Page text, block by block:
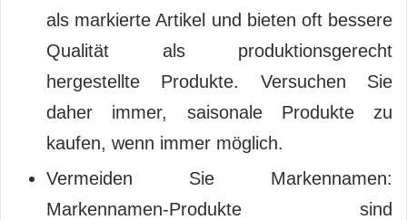
als markierte Artikel und bieten oft bessere
Qualität als produktionsgerecht
hergestellte Produkte. Versuchen Sie
daher immer, saisonale Produkte zu
kaufen, wenn immer möglich.
Vermeiden Sie Markennamen:
Markennamen-Produkte sind